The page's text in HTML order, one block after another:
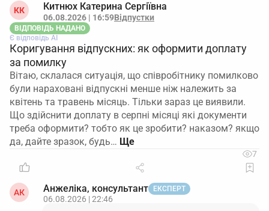
КК Китнюх Катерина Сергіївна
06.08.2026 | 16:59Відпустки
ВІДПОВІДЬ НАДАНО
Є відповідь АІ
Коригування відпускних: як оформити доплату
за помилку
Вітаю, склалася ситуація, що співробітнику помилково
були нараховані відпускні менше ніж належить за
квітень та травень місяць. Тільки зараз це виявили.
Що здійснити доплату в серпні місяці які документи
треба оформити? тобто як це зробити? наказом? якщо
да, дайте зразок, будь…
7
АК Анжеліка, консультант ЕКСПЕРТ
06.08.2026 | 22:46